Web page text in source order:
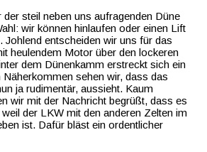
steil neben uns aufragenden Düne
wir können hinlaufen oder einen Lift
Johlend entscheiden wir uns für das
heulendem Motor über den lockeren
dem Dünenkamm erstreckt sich ein
Näherkommen sehen wir, dass das
ja rudimentär, aussieht. Kaum
wir mit der Nachricht begrüßt, dass es
der LKW mit den anderen Zelten im
ist. Dafür bläst ein ordentlicher